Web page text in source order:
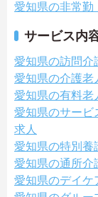
愛知県の非常勤
サービス内
愛知県の訪問介
愛知県の介護老
愛知県の有料老
愛知県のサービ
求人
愛知県の特別養
愛知県の通所介
愛知県のデイケ